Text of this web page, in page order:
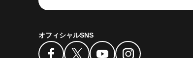
オフィシャルSNS